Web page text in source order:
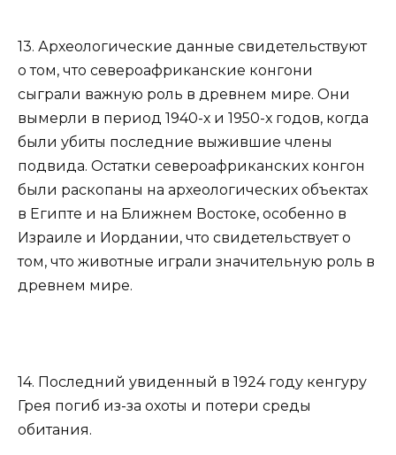
13. Археологические данные свидетельствуют
о том, что североафриканские конгони
сыграли важную роль в древнем мире. Они
вымерли в период 1940-х и 1950-х годов, когда
были убиты последние выжившие члены
подвида. Остатки североафриканских конгон
были раскопаны на археологических объектах
в Египте и на Ближнем Востоке, особенно в
Израиле и Иордании, что свидетельствует о
том, что животные играли значительную роль в
древнем мире.
14. Последний увиденный в 1924 году кенгуру
Грея погиб из-за охоты и потери среды
обитания.